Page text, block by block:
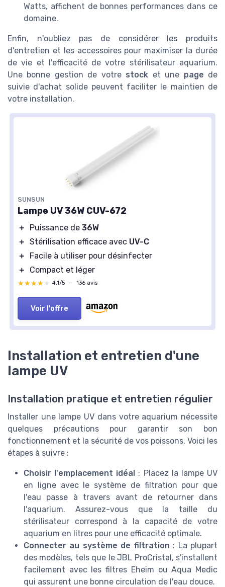
Watts, affichent de bonnes performances dans ce
domaine.
Enfin, n'oubliez pas de considérer les produits
d'entretien et les accessoires pour maximiser la durée
de vie et l'efficacité de votre stérilisateur aquarium.
Une bonne gestion de votre stock et une page de
suivie d'achat solide peuvent faciliter le maintien de
votre installation.
SUNSUN
Lampe UV 36W CUV-672
＋ Puissance de 36W
＋ Stérilisation efficace avec UV-C
＋
Facile à utiliser pour désinfecter
＋
Compact et léger
★★★★★
★★★★★ 4,1/5 — 136 avis
Voir l'offre
Installation et entretien d'une
lampe UV
Installation pratique et entretien régulier
Installer une lampe UV dans votre aquarium nécessite
quelques précautions pour garantir son bon
fonctionnement et la sécurité de vos poissons. Voici les
étapes à suivre :
Choisir l'emplacement idéal : Placez la lampe UV
en ligne avec le système de filtration pour que
l'eau passe à travers avant de retourner dans
l'aquarium. Assurez-vous que la taille du
stérilisateur correspond à la capacité de votre
aquarium en litres pour une efficacité optimale.
Connecter au système de filtration : La plupart
des modèles, tels que le JBL ProCristal, s'installent
facilement avec les filtres Eheim ou Aqua Medic
qui assurent une bonne circulation de l'eau douce.